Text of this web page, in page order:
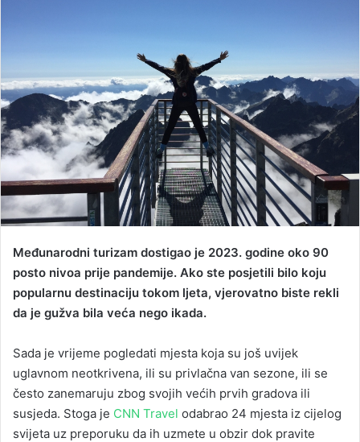
Međunarodni turizam dostigao je 2023. godine oko 90
posto nivoa prije pandemije. Ako ste posjetili bilo koju
popularnu destinaciju tokom ljeta, vjerovatno biste rekli
da je gužva bila veća nego ikada.
Sada je vrijeme pogledati mjesta koja su još uvijek
uglavnom neotkrivena, ili su privlačna van sezone, ili se
često zanemaruju zbog svojih većih prvih gradova ili
susjeda. Stoga je CNN Travel odabrao 24 mjesta iz cijelog
svijeta uz preporuku da ih uzmete u obzir dok pravite